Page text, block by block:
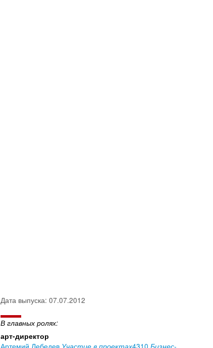
Дата выпуска: 07.07.2012
В главных ролях:
арт-директор
Артемий Лебедев 4310